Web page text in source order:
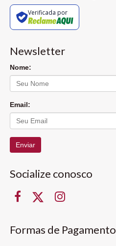
Verificada por
Newsletter
Nome:
Email:
Enviar
Socialize conosco
Formas de Pagamento